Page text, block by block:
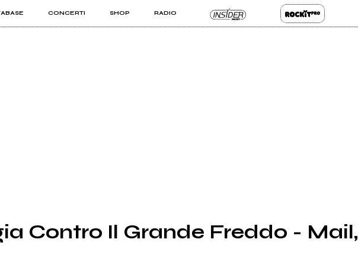
CONCERTI SHOP RADIO
PRO
Contro Il Grande Freddo - Mail,